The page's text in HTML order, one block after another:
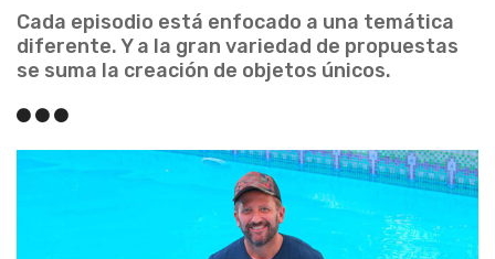
Cada episodio está enfocado a una temática
diferente. Y a la gran variedad de propuestas
se suma la creación de objetos únicos.